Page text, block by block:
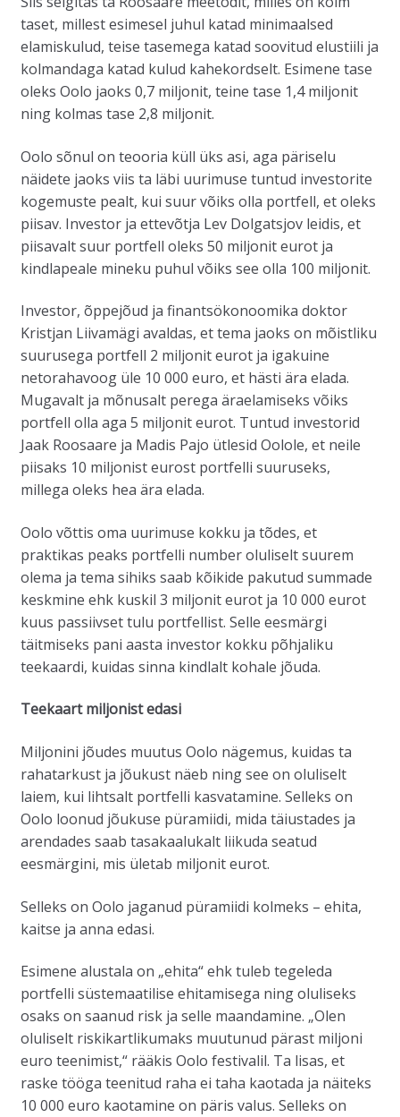
taset, millest esimesel juhul katad minimaalsed
elamiskulud, teise tasemega katad soovitud elustiili ja
kolmandaga katad kulud kahekordselt. Esimene tase
oleks Oolo jaoks 0,7 miljonit, teine tase 1,4 miljonit
ning kolmas tase 2,8 miljonit.
Oolo sõnul on teooria küll üks asi, aga päriselu
näidete jaoks viis ta läbi uurimuse tuntud investorite
kogemuste pealt, kui suur võiks olla portfell, et oleks
piisav. Investor ja ettevõtja Lev Dolgatsjov leidis, et
piisavalt suur portfell oleks 50 miljonit eurot ja
kindlapeale mineku puhul võiks see olla 100 miljonit.
Investor, õppejõud ja finantsökonoomika doktor
Kristjan Liivamägi avaldas, et tema jaoks on mõistliku
suurusega portfell 2 miljonit eurot ja igakuine
netorahavoog üle 10 000 euro, et hästi ära elada.
Mugavalt ja mõnusalt perega äraelamiseks võiks
portfell olla aga 5 miljonit eurot. Tuntud investorid
Jaak Roosaare ja Madis Pajo ütlesid Oolole, et neile
piisaks 10 miljonist eurost portfelli suuruseks,
millega oleks hea ära elada.
Oolo võttis oma uurimuse kokku ja tõdes, et
praktikas peaks portfelli number oluliselt suurem
olema ja tema sihiks saab kõikide pakutud summade
keskmine ehk kuskil 3 miljonit eurot ja 10 000 eurot
kuus passiivset tulu portfellist. Selle eesmärgi
täitmiseks pani aasta investor kokku põhjaliku
teekaardi, kuidas sinna kindlalt kohale jõuda.
Teekaart miljonist edasi
Miljonini jõudes muutus Oolo nägemus, kuidas ta
rahatarkust ja jõukust näeb ning see on oluliselt
laiem, kui lihtsalt portfelli kasvatamine. Selleks on
Oolo loonud jõukuse püramiidi, mida täiustades ja
arendades saab tasakaalukalt liikuda seatud
eesmärgini, mis ületab miljonit eurot.
Selleks on Oolo jaganud püramiidi kolmeks – ehita,
kaitse ja anna edasi.
Esimene alustala on „ehita“ ehk tuleb tegeleda
portfelli süstemaatilise ehitamisega ning oluliseks
osaks on saanud risk ja selle maandamine. „Olen
oluliselt riskikartlikumaks muutunud pärast miljoni
euro teenimist,“ rääkis Oolo festivalil. Ta lisas, et
raske tööga teenitud raha ei taha kaotada ja näiteks
10 000 euro kaotamine on päris valus. Selleks on